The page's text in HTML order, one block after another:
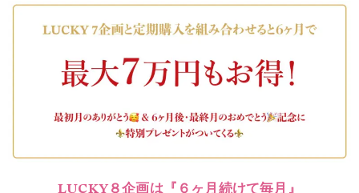
LUCKY８企画は『６ヶ月続けて毎月』